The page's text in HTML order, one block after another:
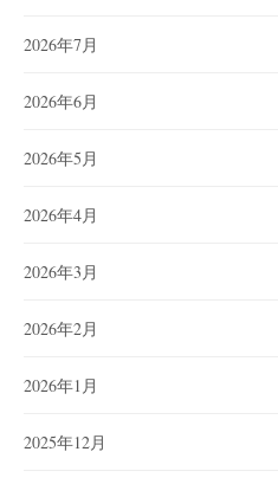
2026年7月
2026年6月
2026年5月
2026年4月
2026年3月
2026年2月
2026年1月
2025年12月